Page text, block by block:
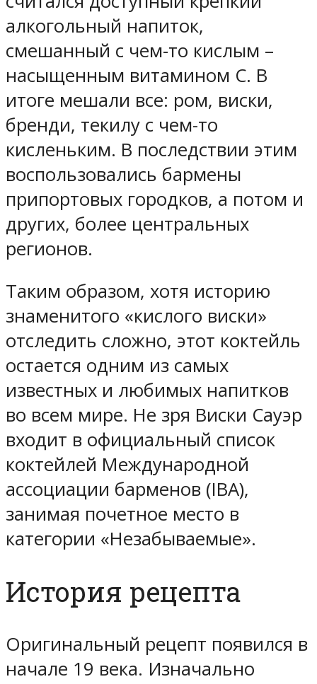
алкогольный напиток,
смешанный с чем-то кислым –
насыщенным витамином C. В
итоге мешали все: ром, виски,
бренди, текилу с чем-то
кисленьким. В последствии этим
воспользовались бармены
припортовых городков, а потом и
других, более центральных
регионов.
Таким образом, хотя историю
знаменитого «кислого виски»
отследить сложно, этот коктейль
остается одним из самых
известных и любимых напитков
во всем мире. Не зря Виски Сауэр
входит в официальный список
коктейлей Международной
ассоциации барменов (IBA),
занимая почетное место в
категории «Незабываемые».
История рецепта
Оригинальный рецепт появился в
начале 19 века. Изначально